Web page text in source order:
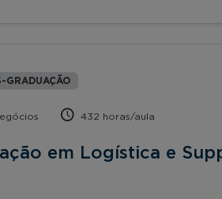
GRADUAÇÃO
432 horas/aula
em Logística e